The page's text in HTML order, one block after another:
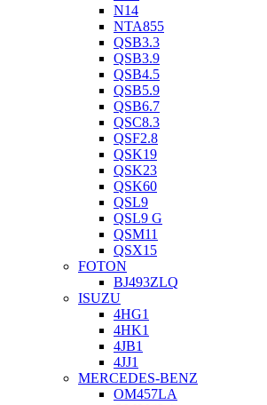
N14
NTA855
QSB3.3
QSB3.9
QSB4.5
QSB5.9
QSB6.7
QSC8.3
QSF2.8
QSK19
QSK23
QSK60
QSL9
QSL9 G
QSM11
QSX15
FOTON
BJ493ZLQ
ISUZU
4HG1
4HK1
4JB1
4JJ1
MERCEDES-BENZ
OM457LA